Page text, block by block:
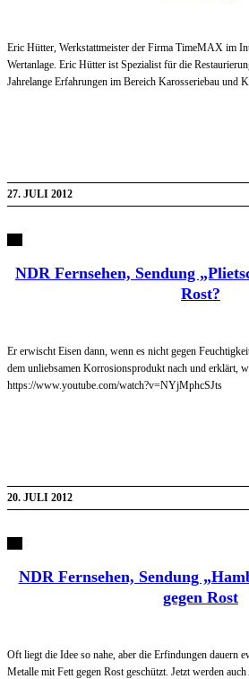
Eric Hütter, Werkstattmeister der Firma TimeMAX im
Wertanlage. Eric Hütter ist Spezialist für die
Jahrelange Erfahrungen im Bereich Karosseriebau und
27. JULI 2012
NDR Fernsehen, Sendung
Rost?
Er erwischt Eisen dann, wenn es nicht gegen
dem unliebsamen Korrosionsprodukt nach und erklärt,
https://www.youtube.com/watch?v=NYjMphcSJts
20. JULI 2012
NDR Fernsehen, Sendung
gegen Rost
Oft liegt die Idee so nahe, aber die Erfindungen dauern
Metalle mit Fett gegen Rost geschützt. Jetzt werden